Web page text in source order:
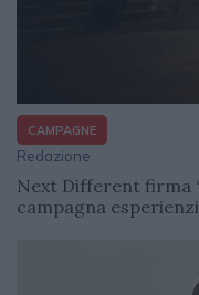
CAMPAGNE
Redazione
Next Different firma
campagna